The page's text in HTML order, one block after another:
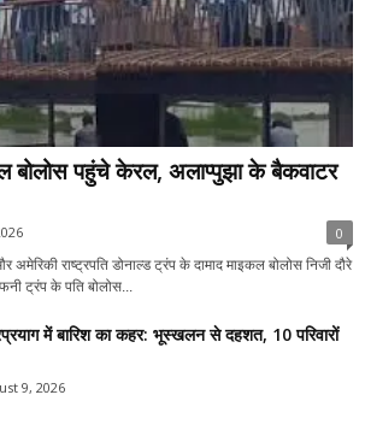
बोलोस पहुंचे केरल, अलाप्पुझा के बैकवाटर
0
अमेरिकी राष्ट्रपति डोनाल्ड ट्रंप के दामाद माइकल बोलोस निजी दौरे
ट्रंप के पति बोलोस...
में बारिश का कहर: भूस्खलन से दहशत, 10 परिवारों
9, 2026